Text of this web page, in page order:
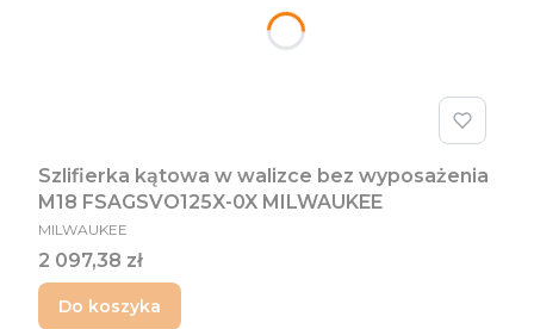
Szlifierka kątowa w walizce bez wyposażenia
M18 FSAGSVO125X-0X MILWAUKEE
PRODUCENT
MILWAUKEE
Cena
2 097,38 zł
Do koszyka